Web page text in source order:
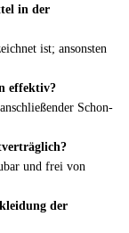
in der
ist; ansonsten
effektiv?
Schon­
und frei von
der